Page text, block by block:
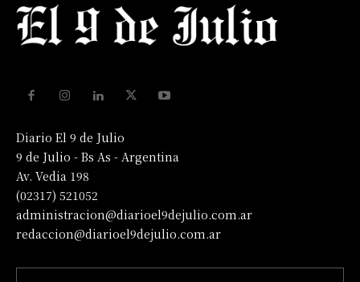
Diario El 9 de Julio
9 de Julio - Bs As - Argentina
Av. Vedia 198
(02317) 521052
administracion@diarioel9dejulio.com.ar
redaccion@diarioel9dejulio.com.ar